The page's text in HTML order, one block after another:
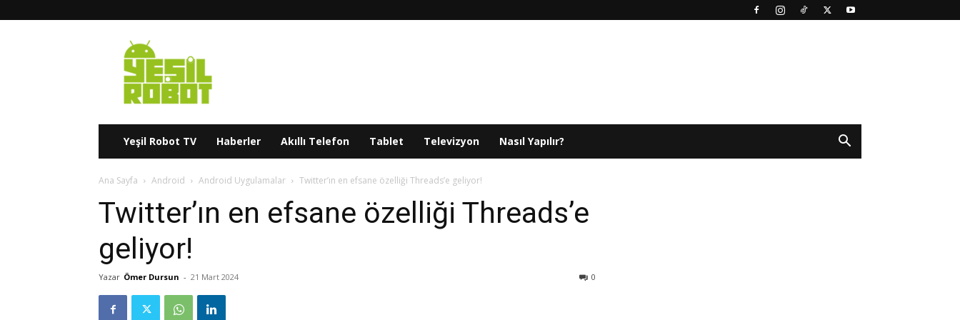
Yeşil
Robot
Yeşil Robot TV Haberler Akıllı Telefon Tablet Televizyon Nasıl Yapılır?
Ana Sayfa Android Android Uygulamalar Twitter’ın en efsane özelliği Threads’e geliyor!
Twitter’ın en efsane özelliği Threads’e
geliyor!
Yazar Ömer Dursun - 21 Mart 2024 0